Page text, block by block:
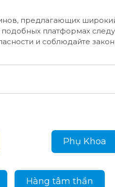
предлагающих
платформах
и соблюдайте
Phụ Khoa
Hàng tâm thần